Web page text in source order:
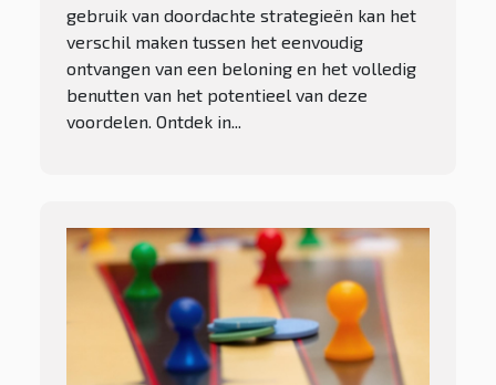
gebruik van doordachte strategieën kan het
verschil maken tussen het eenvoudig
ontvangen van een beloning en het volledig
benutten van het potentieel van deze
voordelen. Ontdek in...